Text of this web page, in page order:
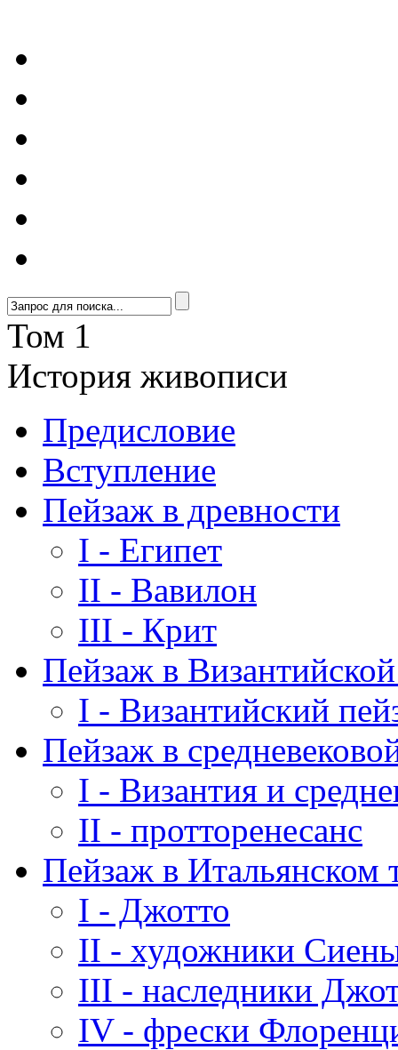
Том 1
История живописи
Предисловие
Вступление
Пейзаж в древности
I - Египет
II - Вавилон
III - Крит
Пейзаж в
I - Византийский
Пейзаж в
I - Византия и
II - протторенесанс
Пейзаж в Итальянском
I - Джотто
II - художники
III - наследники
IV - фрески